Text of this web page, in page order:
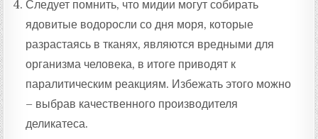
Следует помнить, что мидии могут собирать
ядовитые водоросли со дня моря, которые
разрастаясь в тканях, являются вредными для
организма человека, в итоге приводят к
паралитическим реакциям. Избежать этого можно
– выбрав качественного производителя
деликатеса.